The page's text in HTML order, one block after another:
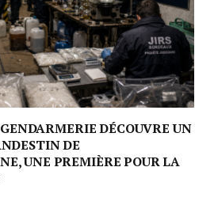
DÉCOUVRE UN
DE
UNE PREMIÈRE POUR LA